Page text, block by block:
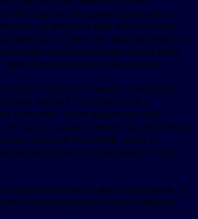
и экспериментировать с
не жертвуя при этом вкусом.
с Greenwise мы убедились в
альтернативами могут быть
действительно очень вкусными!
нашего постного меню, в котором
мясом Greenwise, есть и
новинки, стала обратная связь
запуска нового меню мы получили
обратной связи и,
расширить ассортимент блюд с
результатами новых продуктов, и,
сохраним их в ассортименте и